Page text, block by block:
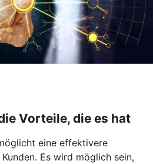
Vorteile, die es hat
eine effektivere
Es wird möglich sein,